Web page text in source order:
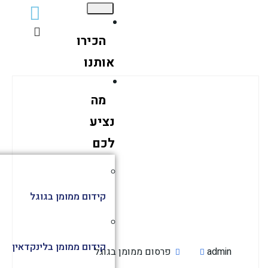
הכירו
אותנו
נציע
לכם
קידום ממומן בגוגל
קידום ממומן בלינקדאין admin פרסום ממומן בגוגל